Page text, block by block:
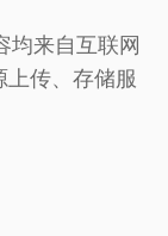
均来自互联网
传、存储服